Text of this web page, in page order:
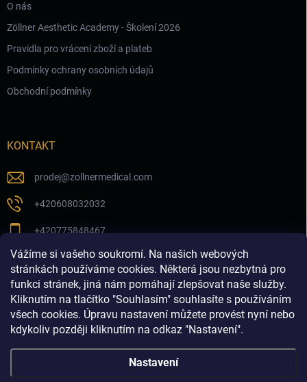
Vážíme si vašeho soukromí. Na našich webových
stránkách používáme cookies. Některá jsou nezbytná pro
funkci stránek, jiná nám pomáhají zlepšovat naše služby.
Kliknutím na tlačítko "Souhlasím" souhlasíte s používáním
všech cookies. Úpravu nastavení můžete provést nyní nebo
kdykoliv později kliknutím na odkaz "Nastavení".
Nastavení
O nás
Zöllner Aesthetic Academy - Školení 2026
Pravidla pro vrácení zboží a plateb
Podmínky ochrany osobních údajů
Obchodní podmínky
KONTAKT
prodej@zollnermedical.com
+420608032032
+420775848467
Sledujte nás na našem FB profilu
zollnermedical_eu